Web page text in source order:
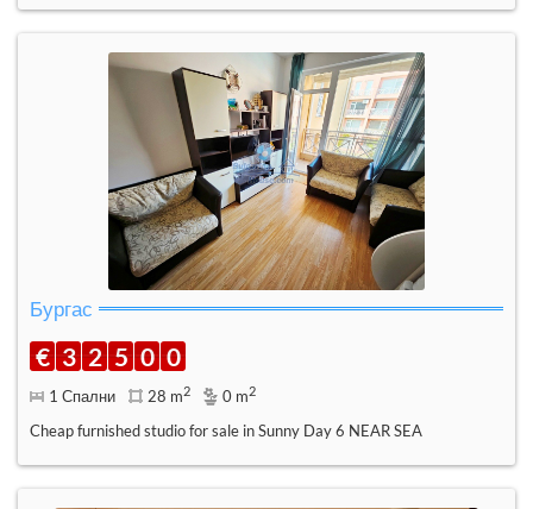
Бургас
€ 3 2 5 0 0
1 Спални 28 m2 0 m2
Cheap furnished studio for sale in Sunny Day 6 NEAR SEA